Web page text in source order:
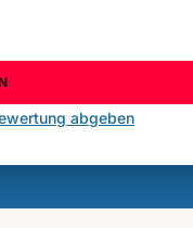
abgeben